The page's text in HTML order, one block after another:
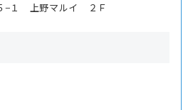
−１ 上野マルイ ２Ｆ